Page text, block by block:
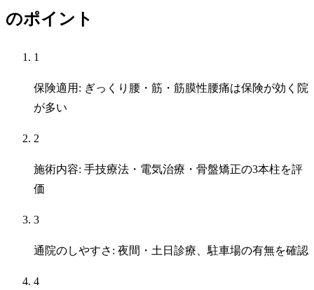
のポイント
1
保険適用: ぎっくり腰・筋・筋膜性腰痛は保険が効く院
が多い
2
施術内容: 手技療法・電気治療・骨盤矯正の3本柱を評
価
3
通院のしやすさ: 夜間・土日診療、駐車場の有無を確認
4